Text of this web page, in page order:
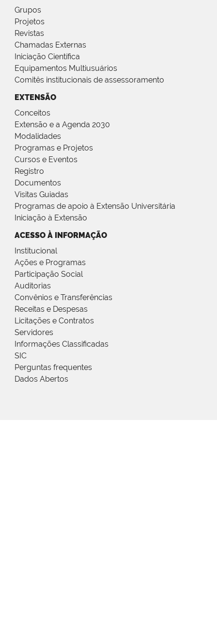
Grupos
Projetos
Revistas
Chamadas Externas
Iniciação Científica
Equipamentos Multiusuários
Comitês institucionais de assessoramento
EXTENSÃO
Conceitos
Extensão e a Agenda 2030
Modalidades
Programas e Projetos
Cursos e Eventos
Registro
Documentos
Visitas Guiadas
Programas de apoio à Extensão Universitária
Iniciação à Extensão
ACESSO À INFORMAÇÃO
Institucional
Ações e Programas
Participação Social
Auditorias
Convênios e Transferências
Receitas e Despesas
Licitações e Contratos
Servidores
Informações Classificadas
SIC
Perguntas frequentes
Dados Abertos